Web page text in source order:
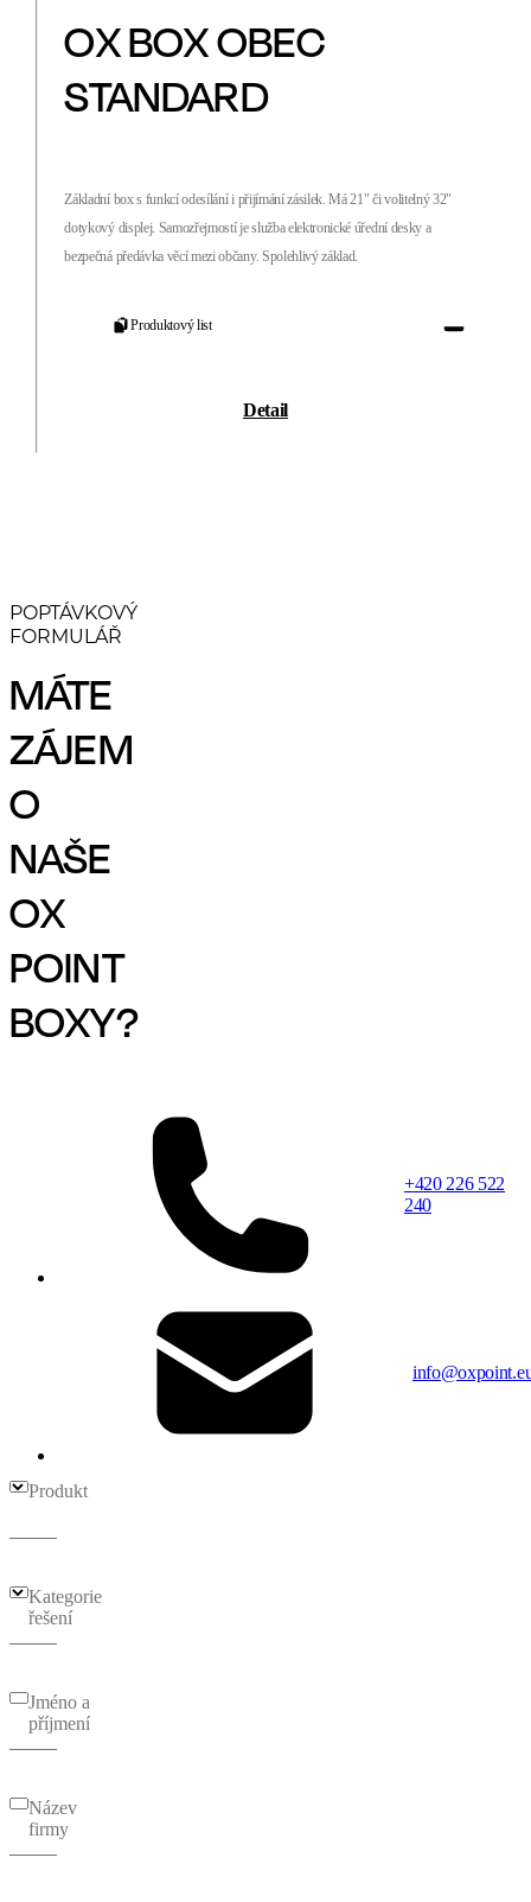
OX BOX OBEC
STANDARD
Základní box s funkcí odesílání i přijímání zásilek. Má 21" či volitelný 32"
dotykový displej. Samozřejmostí je služba elektronické úřední desky a
bezpečná předávka věcí mezi občany. Spolehlivý základ.
Produktový list
Detail
POPTÁVKOVÝ
FORMULÁŘ
MÁTE
ZÁJEM
O
NAŠE
OX
POINT
BOXY?
+420 226 522
240
Produkt
Kategorie
řešení
Jméno a
příjmení
Název
firmy